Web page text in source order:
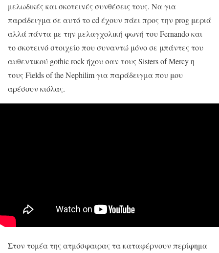
μελωδικές και σκοτεινές συνθέσεις τους. Να για
παράδειγμα σε αυτό το cd έχουν πάει προς την prog μεριά
αλλά πάντα με την μελαγχολική φωνή του Fernando και
το σκοτεινό στοιχείο που συναντώ μόνο σε μπάντες του
αυθεντικού gothic rock ήχου σαν τους Sisters of Mercy η
τους Fields of the Nephilim για παράδειγμα που μου
αρέσουν κιόλας.
Στον τομέα της ατμόσφαιρας τα καταφέρνουν περίφημα